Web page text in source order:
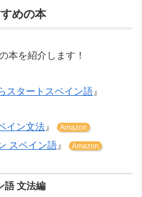
めの本
本を紹介します！
スタートスペイン語 』
イン文法 』 Amazon
スペイン語 』 Amazon
語 文法編